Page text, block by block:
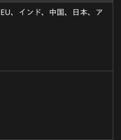
、インド、中国、日本、ア